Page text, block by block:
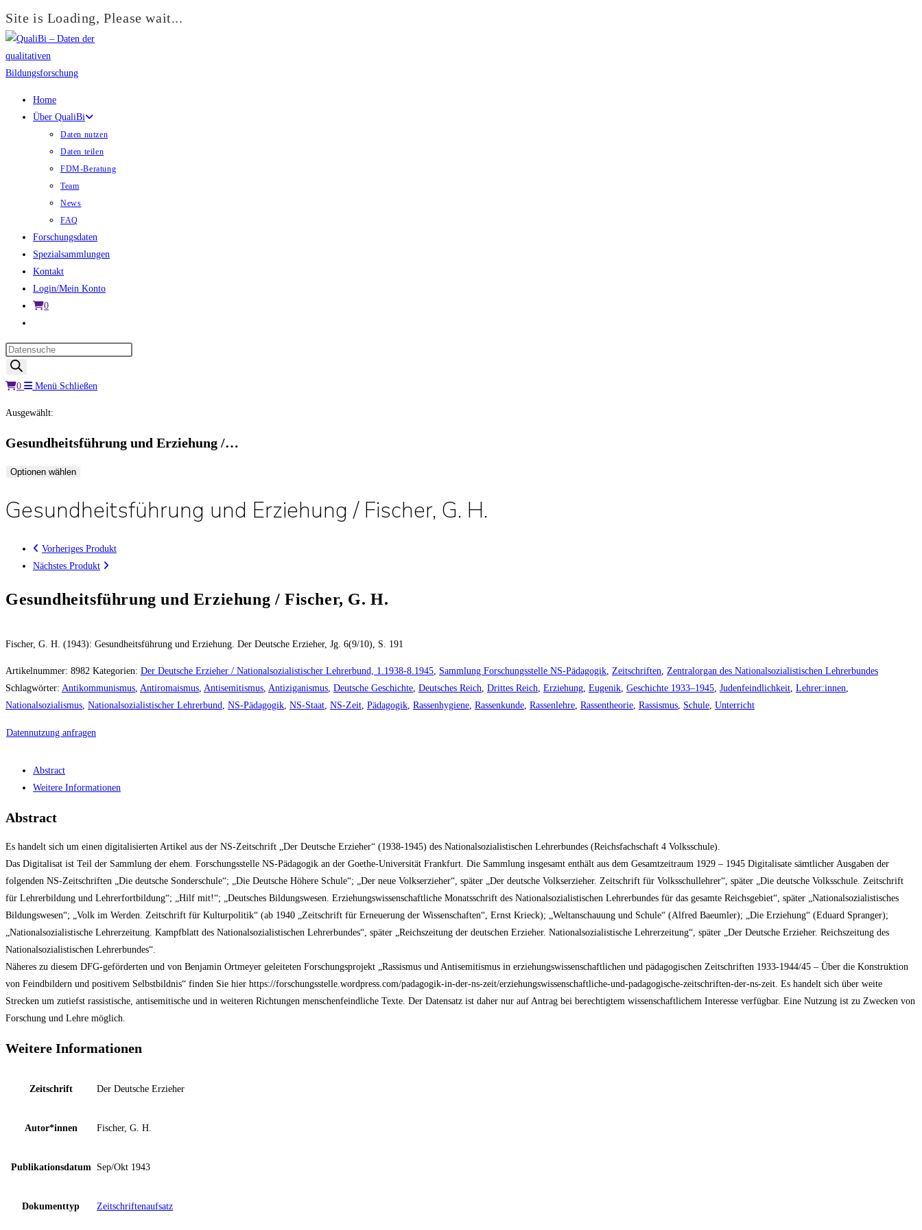
Site is Loading, Please wait...
Zum
Inhalt
springen
Home
Über QualiBi
Daten nutzen
Daten teilen
FDM-Beratung
Team
News
FAQ
Forschungsdaten
Spezialsammlungen
Kontakt
Login/Mein Konto
0
umschalten
Products
search
0
Menü Schließen
Ausgewählt:
Gesundheitsführung und Erziehung /…
Optionen wählen
Gesundheitsführung und Erziehung / Fischer, G. H.
Vorheriges Produkt
Nächstes Produkt
Gesundheitsführung und Erziehung / Fischer, G. H.
Fischer, G. H. (1943): Gesundheitsführung und Erziehung. Der Deutsche Erzieher, Jg. 6(9/10), S. 191
Artikelnummer: 8982 Kategorien: Der Deutsche Erzieher / Nationalsozialistischer Lehrerbund, 1.1938-8.1945, Sammlung Forschungsstelle NS-Pädagogik, Zeitschriften, Zentralorgan des Nationalsozialistischen Lehrerbundes
Schlagwörter: Antikommunismus, Antiromaismus, Antisemitismus, Antiziganismus, Deutsche Geschichte, Deutsches Reich, Drittes Reich, Erziehung, Eugenik, Geschichte 1933–1945, Judenfeindlichkeit, Lehrer:innen,
Nationalsozialismus, Nationalsozialistischer Lehrerbund, NS-Pädagogik, NS-Staat, NS-Zeit, Pädagogik, Rassenhygiene, Rassenkunde, Rassenlehre, Rassentheorie, Rassismus, Schule, Unterricht
Datennutzung anfragen
Abstract
Weitere Informationen
Abstract
Es handelt sich um einen digitalisierten Artikel aus der NS-Zeitschrift „Der Deutsche Erzieher“ (1938-1945) des Nationalsozialistischen Lehrerbundes (Reichsfachschaft 4 Volksschule).
Das Digitalisat ist Teil der Sammlung der ehem. Forschungsstelle NS-Pädagogik an der Goethe-Universität Frankfurt. Die Sammlung insgesamt enthält aus dem Gesamtzeitraum 1929 – 1945 Digitalisate sämtlicher Ausgaben der
folgenden NS-Zeitschriften „Die deutsche Sonderschule“; „Die Deutsche Höhere Schule“; „Der neue Volkserzieher“, später „Der deutsche Volkserzieher. Zeitschrift für Volksschullehrer“, später „Die deutsche Volksschule. Zeitschrift
für Lehrerbildung und Lehrerfortbildung“; „Hilf mit!“; „Deutsches Bildungswesen. Erziehungswissenschaftliche Monatsschrift des Nationalsozialistischen Lehrerbundes für das gesamte Reichsgebiet“, später „Nationalsozialistisches
Bildungswesen“; „Volk im Werden. Zeitschrift für Kulturpolitik“ (ab 1940 „Zeitschrift für Erneuerung der Wissenschaften“, Ernst Krieck); „Weltanschauung und Schule“ (Alfred Baeumler); „Die Erziehung“ (Eduard Spranger);
„Nationalsozialistische Lehrerzeitung. Kampfblatt des Nationalsozialistischen Lehrerbundes“, später „Reichszeitung der deutschen Erzieher. Nationalsozialistische Lehrerzeitung“, später „Der Deutsche Erzieher. Reichszeitung des
Nationalsozialistischen Lehrerbundes“.
Näheres zu diesem DFG-geförderten und von Benjamin Ortmeyer geleiteten Forschungsprojekt „Rassismus und Antisemitismus in erziehungswissenschaftlichen und pädagogischen Zeitschriften 1933-1944/45 – Über die Konstruktion
von Feindbildern und positivem Selbstbildnis“ finden Sie hier https://forschungsstelle.wordpress.com/padagogik-in-der-ns-zeit/erziehungswissenschaftliche-und-padagogische-zeitschriften-der-ns-zeit. Es handelt sich über weite
Strecken um zutiefst rassistische, antisemitische und in weiteren Richtungen menschenfeindliche Texte. Der Datensatz ist daher nur auf Antrag bei berechtigtem wissenschaftlichem Interesse verfügbar. Eine Nutzung ist zu Zwecken von
Forschung und Lehre möglich.
Weitere Informationen
Zeitschrift Der Deutsche Erzieher
Autor*innen Fischer, G. H.
Publikationsdatum Sep/Okt 1943
Dokumenttyp Zeitschriftenaufsatz